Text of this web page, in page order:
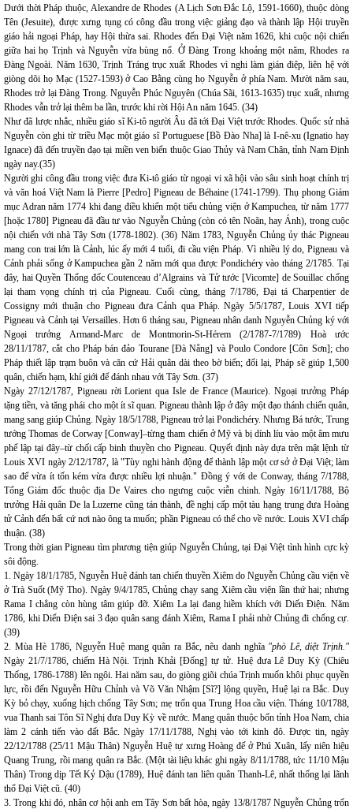
Dưới thời Pháp thuộc, Alexandre de Rhodes (A Lịch Sơn Đắc Lộ, 1591-1660), thuộc dòng
Tên (Jesuite), được xưng tụng có công đầu trong việc giảng đạo và thành lập Hội truyền
giáo hải ngoại Pháp, hay Hội thừa sai. Rhodes đến Đại Việt năm 1626, khi cuộc nội chiến
giữa hai họ Trịnh và Nguyễn vừa bùng nổ. Ở Đàng Trong khoảng một năm, Rhodes ra
Đàng Ngoài. Năm 1630, Trịnh Tráng trục xuất Rhodes vì nghi làm gián điệp, liên hệ với
giòng dõi họ Mạc (1527-1593) ở Cao Bằng cùng họ Nguyễn ở phía Nam. Mười năm sau,
Rhodes trở lại Đàng Trong. Nguyễn Phúc Nguyên (Chúa Sãi, 1613-1635) trục xuất, nhưng
Rhodes vẫn trở lại thêm ba lần, trước khi rời Hội An năm 1645. (34)
Như đã lược nhắc, nhiều giáo sĩ Ki-tô người Âu đã tới Đại Việt trước Rhodes. Quốc sử nhà
Nguyễn còn ghi từ triều Mạc một giáo sĩ Portuguese [Bồ Đào Nha] là I-nê-xu (Ignatio hay
Ignace) đã đến truyền đạo tại miền ven biển thuộc Giao Thủy và Nam Chân, tỉnh Nam Định
ngày nay.(35)
Người ghi công đầu trong việc đưa Ki-tô giáo từ ngoại vi xã hội vào sâu sinh hoạt chính trị
và văn hoá Việt Nam là Pierre [Pedro] Pigneau de Béhaine (1741-1799). Thụ phong Giám
mục Adran năm 1774 khi đang điều khiển một tiểu chủng viện ở Kampuchea, từ năm 1777
[hoặc 1780] Pigneau đã đầu tư vào Nguyễn Chủng (còn có tên Noãn, hay Ánh), trong cuộc
nội chiến với nhà Tây Sơn (1778-1802). (36) Năm 1783, Nguyễn Chủng ủy thác Pigneau
mang con trai lớn là Cảnh, lúc ấy mới 4 tuổi, đi cầu viện Pháp. Vì nhiều lý do, Pigneau và
Cảnh phải sống ở Kampuchea gần 2 năm mới qua được Pondichéry vào tháng 2/1785. Tại
đây, hai Quyền Thống đốc Coutenceau d’Algrains và Tử tước [Vicomte] de Souillac chống
lại tham vọng chính trị của Pigneau. Cuối cùng, tháng 7/1786, Đại tá Charpentier de
Cossigny mới thuận cho Pigneau đưa Cảnh qua Pháp. Ngày 5/5/1787, Louis XVI tiếp
Pigneau và Cảnh tại Versailles. Hơn 6 tháng sau, Pigneau nhân danh Nguyễn Chủng ký với
Ngoại trưởng Armand-Marc de Montmorin-St-Hérem (2/1787-7/1789) Hoà ước
28/11/1787, cắt cho Pháp bán đảo Tourane [Đà Nẵng] và Poulo Condore [Côn Sơn]; cho
Pháp thiết lập trạm buôn và căn cứ Hải quân dài theo bờ biển; đổi lại, Pháp sẽ giúp 1,500
quân, chiến hạm, khí giới để đánh nhau với Tây Sơn. (37)
Ngày 27/12/1787, Pigneau rời Lorient qua Isle de France (Maurice). Ngoại trưởng Pháp
tặng tiền, và tăng phái cho một ít sĩ quan. Pigneau thành lập ở đây một đạo thánh chiến quân,
mang sang giúp Chủng. Ngày 18/5/1788, Pigneau trở lại Pondichéry. Nhưng Bá tước, Trung
tướng Thomas de Corway [Conway]–từng tham chiến ở Mỹ và bị dính líu vào một âm mưu
phế lập tại đây–từ chối cấp binh thuyền cho Pigneau. Quyết định này dựa trên mật lệnh từ
Louis XVI ngày 2/12/1787, là "Tùy nghi hành động để thành lập một cơ sở ở Đại Việt; làm
sao để vừa ít tốn kém vừa được nhiều lợi nhuận." Đồng ý với de Conway, tháng 7/1788,
Tổng Giám đốc thuộc địa De Vaires cho ngưng cuộc viễn chinh. Ngày 16/11/1788, Bộ
trưởng Hải quân De la Luzerne cũng tán thành, đề nghị cấp một tàu hạng trung đưa Hoàng
tử Cảnh đến bất cứ nơi nào ông ta muốn; phần Pigneau có thể cho về nước. Louis XVI chấp
thuận. (38)
Trong thời gian Pigneau tìm phương tiện giúp Nguyễn Chủng, tại Đại Việt tình hình cực kỳ
sôi động.
1. Ngày 18/1/1785, Nguyễn Huệ đánh tan chiến thuyền Xiêm do Nguyễn Chủng cầu viện về
ở Trà Suốt (Mỹ Tho). Ngày 9/4/1785, Chủng chạy sang Xiêm cầu viện lần thứ hai; nhưng
Rama I chẳng còn hùng tâm giúp đỡ. Xiêm La lại đang hiềm khích với Diến Điện. Năm
1786, khi Diến Điện sai 3 đạo quân sang đánh Xiêm, Rama I phải nhờ Chủng đi chống cự.
(39)
2. Mùa Hè 1786, Nguyễn Huệ mang quân ra Bắc, nêu danh nghĩa "phò Lê, diệt Trịnh."
Ngày 21/7/1786, chiếm Hà Nội. Trịnh Khải [Đống] tự tử. Huệ đưa Lê Duy Kỳ (Chiêu
Thống, 1786-1788) lên ngôi. Hai năm sau, do giòng giõi chúa Trịnh muốn khôi phục quyền
lực, rồi đến Nguyễn Hữu Chỉnh và Võ Văn Nhậm [Sĩ?] lộng quyền, Huệ lại ra Bắc. Duy
Kỳ bỏ chạy, xuống hịch chống Tây Sơn; mẹ trốn qua Trung Hoa cầu viện. Tháng 10/1788,
vua Thanh sai Tôn Sĩ Nghị đưa Duy Kỳ về nước. Mang quân thuộc bốn tỉnh Hoa Nam, chia
làm 2 cánh tiến vào đất Bắc. Ngày 17/11/1788, Nghị vào tới kinh đô. Được tin, ngày
22/12/1788 (25/11 Mậu Thân) Nguyễn Huệ tự xưng Hoàng đế ở Phú Xuân, lấy niên hiệu
Quang Trung, rồi mang quân ra Bắc. (Một tài liệu khác ghi ngày 8/11/1788, tức 11/10 Mậu
Thân) Trong dịp Tết Kỷ Dậu (1789), Huệ đánh tan liên quân Thanh-Lê, nhất thống lại lãnh
thổ Đại Việt cũ. (40)
3. Trong khi đó, nhân cơ hội anh em Tây Sơn bất hòa, ngày 13/8/1787 Nguyễn Chủng trốn